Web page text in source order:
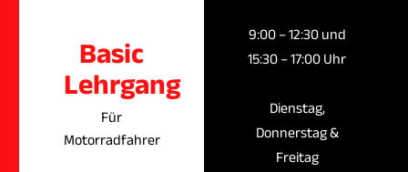
Basic
Lehrgang
Für
Motorradfahrer
9:00 – 12:30 und
15:30 – 17:00 Uhr
Dienstag,
Donnerstag &
Freitag